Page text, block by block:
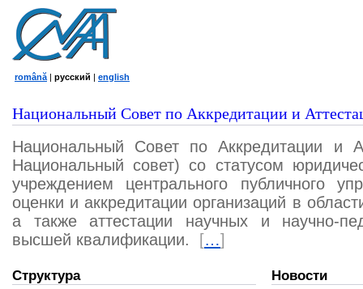
română | русский | english
Национальный Совет по Аккредитации и
Национальный Совет по Аккредитации и
Национальный совет) со статусом
учреждением центрального публичного
оценки и аккредитации организаций в
а также аттестации научных и научно-
высшей квалификации.
[…]
Структура Новости